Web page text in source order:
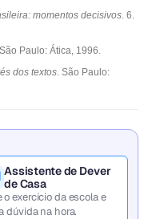
momentos decisivos. 6.
Paulo: Ática, 1996.
dos textos. São Paulo:
Assistente de Dever
de Casa
o exercício da escola e
dúvida na hora.